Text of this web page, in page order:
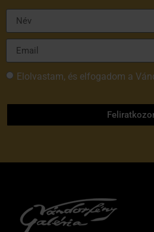
Elolvastam, és elfogadom a